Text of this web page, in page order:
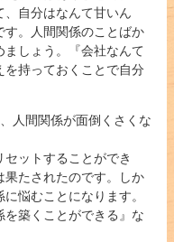
、自分はなんて甘いん
す。人間関係のことばか
ましょう。『会社なんて
を持っておくことで自分
人間関係が面倒くさくな
ットすることができ
果たされたのです。しか
悩むことになります。
築くことができる』な